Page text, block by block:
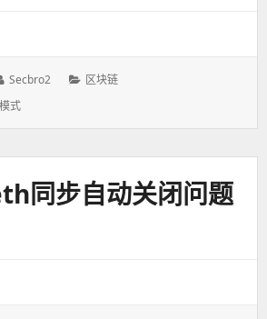
作
者：
Secbro2
分
区块链
式
同步自动关闭问题